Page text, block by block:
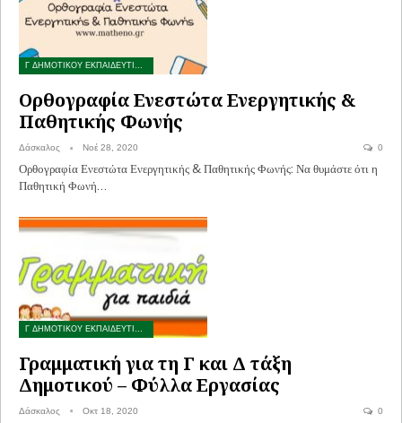
Γ ΔΗΜΟΤΙΚΟΥ ΕΚΠΑΙΔΕΥΤΙΚΟ ΥΛΙΚΟ
Ορθογραφία Ενεστώτα Ενεργητικής &
Παθητικής Φωνής
Δάσκαλος Νοέ 28, 2020 0
Ορθογραφία Ενεστώτα Ενεργητικής & Παθητικής Φωνής: Να θυμάστε ότι η
Παθητική Φωνή…
Γραμματική για τη Γ και Δ τάξη
Δημοτικού – Φύλλα Εργασίας
Δάσκαλος Οκτ 18, 2020 0